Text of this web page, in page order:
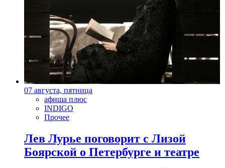
07 августа, пятница
афиша плюс
INDIGO
Прочее
Лев Лурье поговорит с Лизой
Боярской о Петербурге и театре